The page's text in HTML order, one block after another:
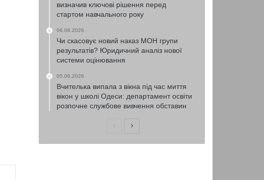
визначив ключові рішення перед
стартом навчального року
06.08.2026
Чи скасовує новий наказ МОН групи
результатів? Юридичний аналіз нової
системи оцінювання
05.08.2026
Вчителька випала з вікна під час миття
вікон у школі Одеси: департамент освіти
розпочне службове вивчення обставин
ПопередняНаступна